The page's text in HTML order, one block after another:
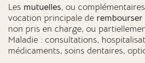
Les mutuelles, ou
vocation principale de rembourser
non pris en charge, ou
Maladie : consultations,
médicaments, soins dentaires,